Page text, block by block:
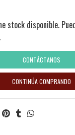
stock disponible.
CONTÁCTANOS
CONTINÚA COMPRANDO